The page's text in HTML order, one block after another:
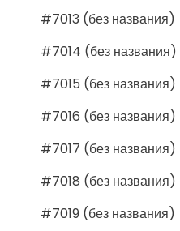
#7013 (без названия)
#7014 (без названия)
#7015 (без названия)
#7016 (без названия)
#7017 (без названия)
#7018 (без названия)
#7019 (без названия)